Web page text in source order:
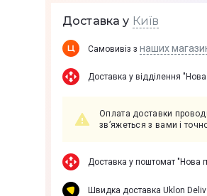
Доставка у Київ
Самовивіз з наших
Доставка у вiддiлення
Оплата доставки
зв’яжеться з вами і
Доставка у поштомат "Нова
Швидка доставка Uklon